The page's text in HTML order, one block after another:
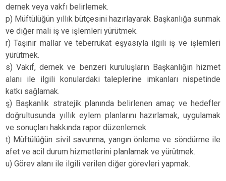
dernek veya vakfı belirlemek.
p) Müftülüğün yıllık bütçesini hazırlayarak Başkanlığa sunmak
ve diğer mali iş ve işlemleri yürütmek.
r) Taşınır mallar ve teberrukat eşyasıyla ilgili iş ve işlemleri
yürütmek.
s) Vakıf, dernek ve benzeri kuruluşların Başkanlığın hizmet
alanı ile ilgili konulardaki taleplerine imkanları nispetinde
katkı sağlamak.
ş) Başkanlık stratejik planında belirlenen amaç ve hedefler
doğrultusunda yıllık eylem planlarını hazırlamak, uygulamak
ve sonuçları hakkında rapor düzenlemek.
t) Müftülüğün sivil savunma, yangın önleme ve söndürme ile
afet ve acil durum hizmetlerini planlamak ve yürütmek.
u) Görev alanı ile ilgili verilen diğer görevleri yapmak.